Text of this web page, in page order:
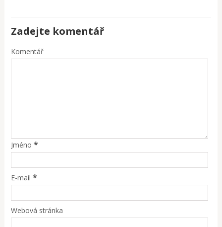
Zadejte komentář
Komentář
Jméno *
E-mail *
Webová stránka